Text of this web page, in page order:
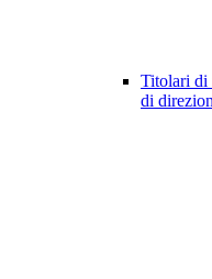
Titolari di
di